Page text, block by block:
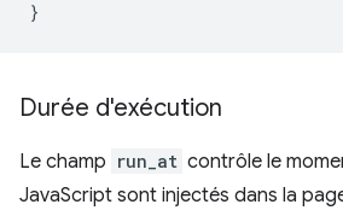
Durée d'exécution
Le champ run_at contrôle le
JavaScript sont injectés dans la